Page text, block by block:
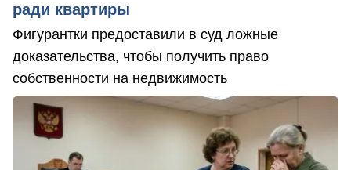
ради квартиры
Фигурантки предоставили в суд ложные
доказательства, чтобы получить право
собственности на недвижимость